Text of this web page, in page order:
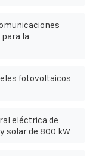
la
fotovoltaicos
eléctrica de
solar de 800 kW